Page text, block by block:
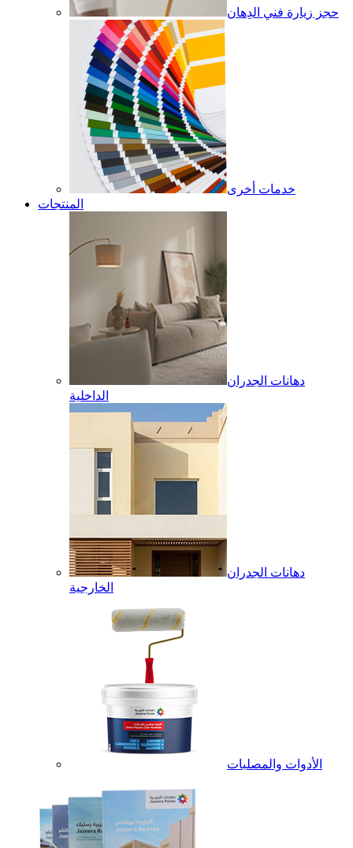
حجز زيارة فني الدِهان
خدمات أخرى
المنتجات
دهانات الجدران
الداخلية
دهانات الجدران
الخارجية
الأدوات والمصلبات